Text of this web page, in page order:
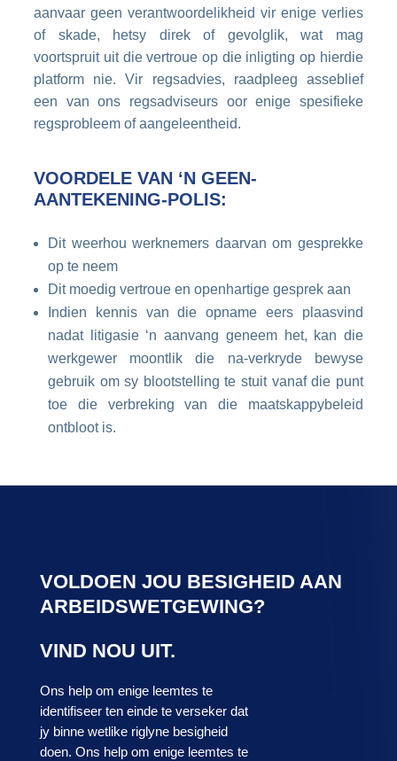
aanvaar geen verantwoordelikheid vir enige verlies
of skade, hetsy direk of gevolglik, wat mag
voortspruit uit die vertroue op die inligting op hierdie
platform nie. Vir regsadvies, raadpleeg asseblief
een van ons regsadviseurs oor enige spesifieke
regsprobleem of aangeleentheid.
VOORDELE VAN ‘N GEEN-
AANTEKENING-POLIS:
Dit weerhou werknemers daarvan om gesprekke
op te neem
Dit moedig vertroue en openhartige gesprek aan
Indien kennis van die opname eers plaasvind
nadat litigasie ‘n aanvang geneem het, kan die
werkgewer moontlik die na-verkryde bewyse
gebruik om sy blootstelling te stuit vanaf die punt
toe die verbreking van die maatskappybeleid
ontbloot is.
VOLDOEN JOU BESIGHEID AAN
ARBEIDSWETGEWING?
VIND NOU UIT.
Ons help om enige leemtes te
identifiseer ten einde te verseker dat
jy binne wetlike riglyne besigheid
doen. Ons help om enige leemtes te